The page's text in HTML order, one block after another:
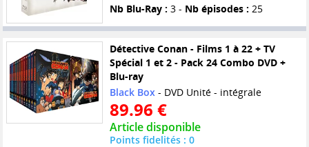
Nb Blu-Ray : 3 - Nb épisodes : 25
Détective Conan - Films 1 à 22 + TV
Spécial 1 et 2 - Pack 24 Combo DVD +
Blu-ray
Black Box - DVD Unité - intégrale
89.96 €
Article disponible
Points fidelités : 0